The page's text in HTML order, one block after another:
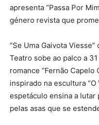
apresenta “Passa Por
género revista que
“Se Uma Gaivota
Teatro sobe ao palco a
romance “Fernão Capelo
inspirado na escultura
espetáculo ensina a
pelas asas que se